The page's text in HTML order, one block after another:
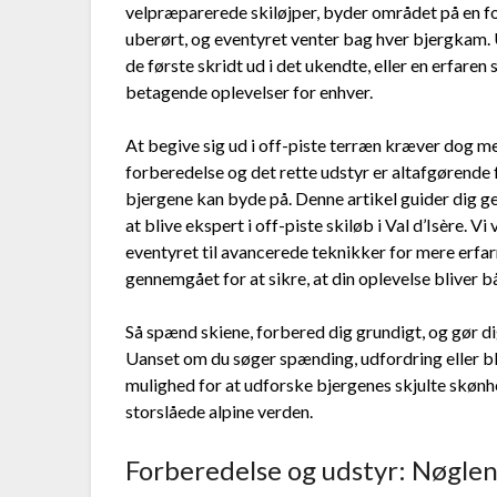
velpræparerede skiløjper, byder området på en
uberørt, og eventyret venter bag hver bjergkam.
de første skridt ud i det ukendte, eller en
betagende oplevelser for enhver.
At begive sig ud i off-piste terræn kræver dog
forberedelse og det rette udstyr er
bjergene kan byde på. Denne artikel guider dig
at blive ekspert i off-piste skiløb i Val d’Isère.
eventyret til avancerede teknikker for mere
gennemgået for at sikre, at din oplevelse bliver
Så spænd skiene, forbered dig grundigt, og gør
Uanset om du søger spænding, udfordring eller
mulighed for at udforske bjergenes skjulte
storslåede alpine verden.
Forberedelse og udstyr: